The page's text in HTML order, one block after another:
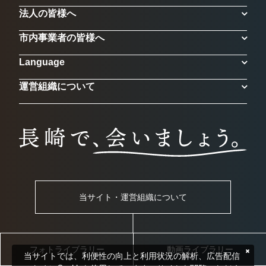
法人の皆様へ
市内事業者の皆様へ
Language
運営組織について
当サイト・運営組織について
フォトライブラリー 動画ライブラリー
当サイトでは、利便性の向上と利用状況の解析、広告配信